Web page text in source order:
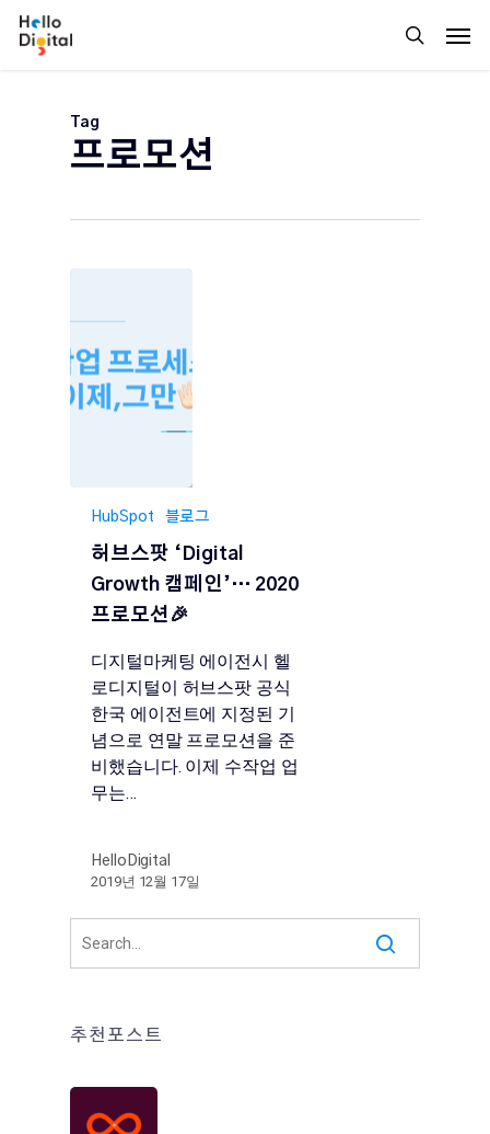
Skip
search
Tag
프로모션
HubSpot 블로그
허브스팟 ‘Digital
Growth 캠페인’… 2020
프로모션🎉
디지털마케팅 에이전시 헬
로디지털이 허브스팟 공식
한국 에이전트에 지정된 기
념으로 연말 프로모션을 준
비했습니다. 이제 수작업 업
무는…
HelloDigital
2019년 12월 17일
추천포스트